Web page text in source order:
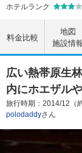
ホテルランク
料金比較
地図
施設情
広い熱帯原生
内にホエザル
旅行時期：2014/12（
polodaddyさん